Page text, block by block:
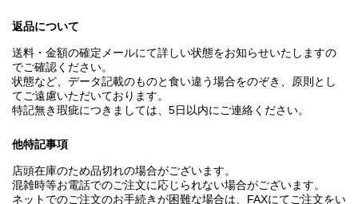
返品について
送料・金額の確定メールにて詳しい状態をお知らせいたしますの
でご確認ください。
状態など、データ記載のものと食い違う場合をのぞき、原則とし
てご遠慮いただいております。
特記無き瑕疵につきましては、5日以内にご連絡ください。
他特記事項
店頭在庫のため品切れの場合がございます。
混雑時等お電話でのご注文に応じられない場合がございます。
ネットでのご注文のお手続きが困難な場合は、FAXにてご注文をい